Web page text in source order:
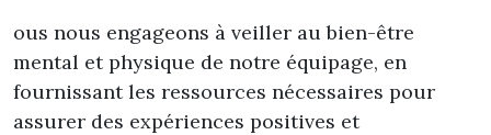
ous nous engageons à veiller au bien-être
mental et physique de notre équipage, en
fournissant les ressources nécessaires pour
assurer des expériences positives et